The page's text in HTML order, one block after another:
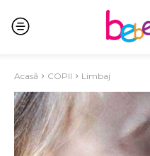
Acasă COPII Limbaj